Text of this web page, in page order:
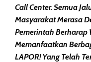
Call Center. Semua
Masyarakat Merasa
Pemerintah Berharap
Memanfaatkan
LAPOR! Yang Telah